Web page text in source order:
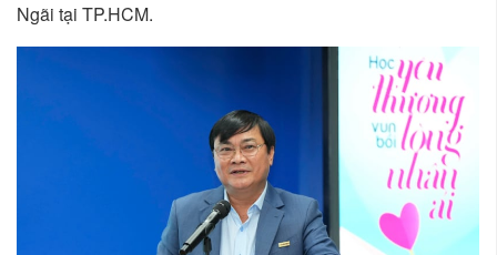
Ngãi tại TP.HCM.